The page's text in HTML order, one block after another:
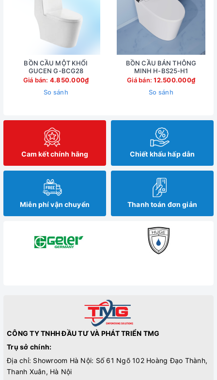
BỒN CẦU MỘT KHỐI
GUCEN G-BCG28
Giá bán: 4.850.000₫
So sánh
BỒN CẦU BÁN THÔNG
MINH H-BS25-H1
Giá bán:12.500.000₫
So sánh
Cam kết chính hãng Chiết khấu hấp dẫn
Miễn phí vận chuyển Thanh toán đơn giản
CÔNG TY TNHH ĐẦU TƯ VÀ PHÁT TRIỂN TMG
Trụ sở chính:
Địa chỉ: Showroom Hà Nội: Số 61 Ngõ 102 Hoàng Đạo Thành,
Thanh Xuân, Hà Nội